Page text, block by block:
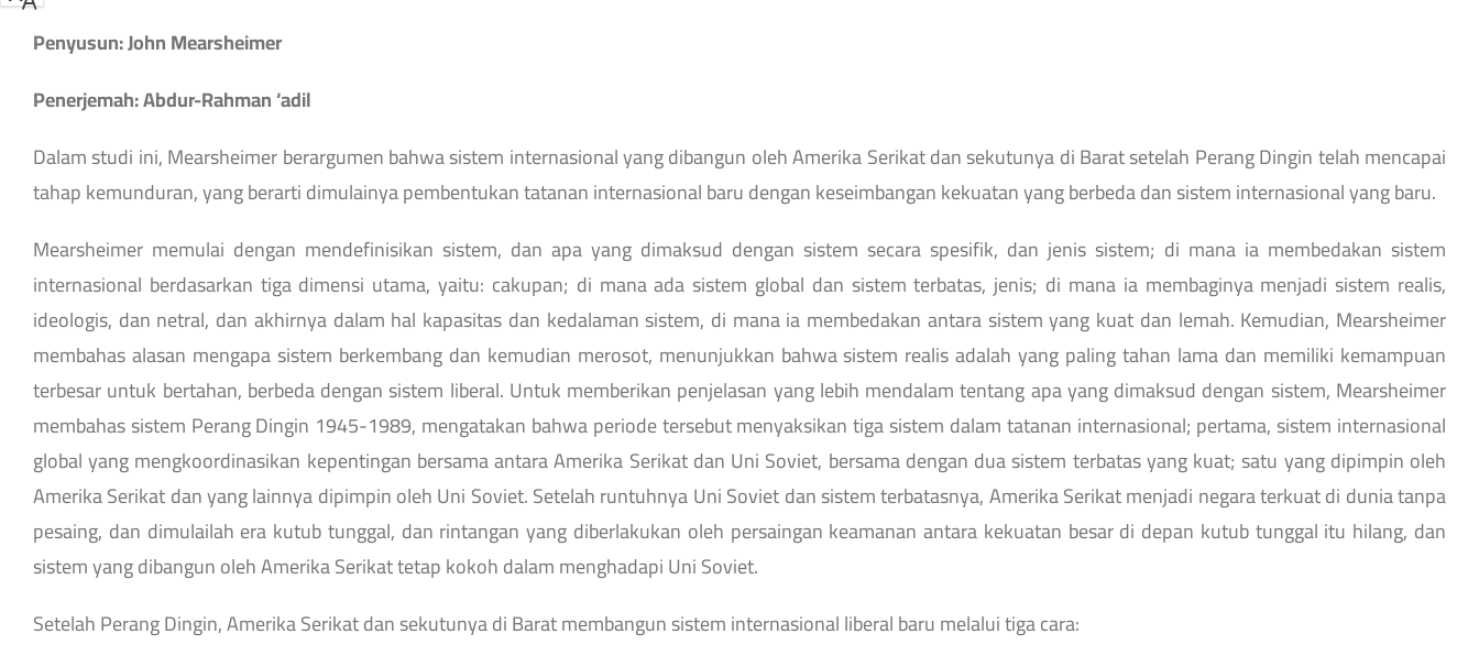
Penyusun: John Mearsheimer
Penerjemah: Abdur-Rahman ‘adil
Dalam studi ini, Mearsheimer berargumen bahwa sistem internasional yang dibangun oleh Amerika Serikat dan sekutunya di Barat setelah Perang Dingin telah mencapai
tahap kemunduran, yang berarti dimulainya pembentukan tatanan internasional baru dengan keseimbangan kekuatan yang berbeda dan sistem internasional yang baru.
Mearsheimer memulai dengan mendefinisikan sistem, dan apa yang dimaksud dengan sistem secara spesifik, dan jenis sistem; di mana ia membedakan sistem
internasional berdasarkan tiga dimensi utama, yaitu: cakupan; di mana ada sistem global dan sistem terbatas, jenis; di mana ia membaginya menjadi sistem realis,
ideologis, dan netral, dan akhirnya dalam hal kapasitas dan kedalaman sistem, di mana ia membedakan antara sistem yang kuat dan lemah. Kemudian, Mearsheimer
membahas alasan mengapa sistem berkembang dan kemudian merosot, menunjukkan bahwa sistem realis adalah yang paling tahan lama dan memiliki kemampuan
terbesar untuk bertahan, berbeda dengan sistem liberal. Untuk memberikan penjelasan yang lebih mendalam tentang apa yang dimaksud dengan sistem, Mearsheimer
membahas sistem Perang Dingin 1945-1989, mengatakan bahwa periode tersebut menyaksikan tiga sistem dalam tatanan internasional; pertama, sistem internasional
global yang mengkoordinasikan kepentingan bersama antara Amerika Serikat dan Uni Soviet, bersama dengan dua sistem terbatas yang kuat; satu yang dipimpin oleh
Amerika Serikat dan yang lainnya dipimpin oleh Uni Soviet. Setelah runtuhnya Uni Soviet dan sistem terbatasnya, Amerika Serikat menjadi negara terkuat di dunia tanpa
pesaing, dan dimulailah era kutub tunggal, dan rintangan yang diberlakukan oleh persaingan keamanan antara kekuatan besar di depan kutub tunggal itu hilang, dan
sistem yang dibangun oleh Amerika Serikat tetap kokoh dalam menghadapi Uni Soviet.
Setelah Perang Dingin, Amerika Serikat dan sekutunya di Barat membangun sistem internasional liberal baru melalui tiga cara: